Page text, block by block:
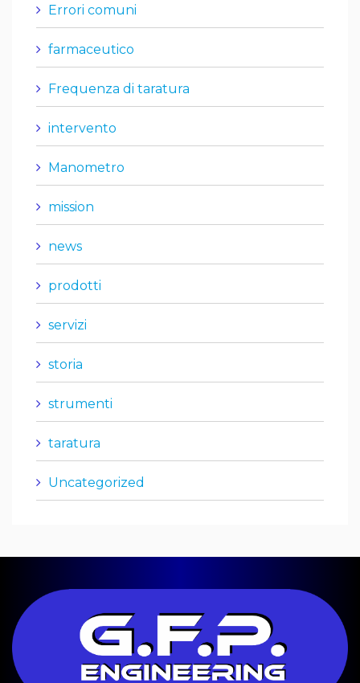
Errori comuni
farmaceutico
Frequenza di taratura
intervento
Manometro
mission
news
prodotti
servizi
storia
strumenti
taratura
Uncategorized